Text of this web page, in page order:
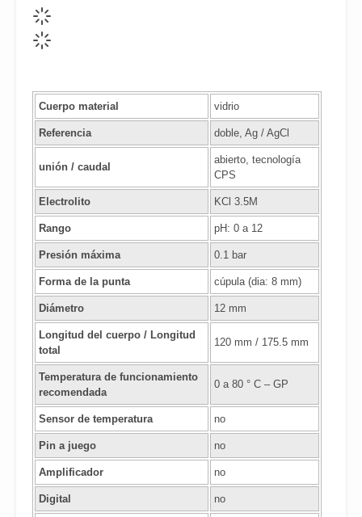
Cuerpo material vidrio
Referencia doble, Ag / AgCl
unión / caudal
abierto, tecnología
CPS
Electrolito KCl 3.5M
Rango pH: 0 a 12
Presión máxima 0.1 bar
Forma de la punta cúpula (dia: 8 mm)
Diámetro 12 mm
Longitud del cuerpo / Longitud
total
120 mm / 175.5 mm
Temperatura de funcionamiento
recomendada
0 a 80 ° C – GP
Sensor de temperatura no
Pin a juego no
Amplificador no
Digital no